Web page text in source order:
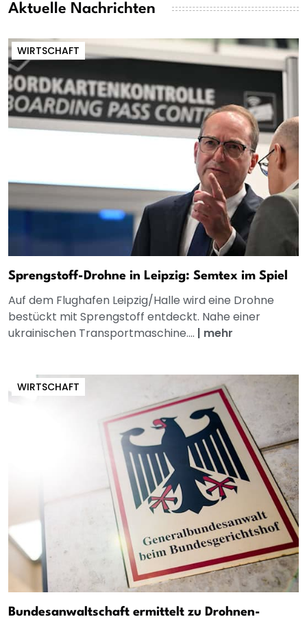
Aktuelle Nachrichten
WIRTSCHAFT
Sprengstoff-Drohne in Leipzig: Semtex im Spiel
Auf dem Flughafen Leipzig/Halle wird eine Drohne
bestückt mit Sprengstoff entdeckt. Nahe einer
ukrainischen Transportmaschine.... | mehr
WIRTSCHAFT
Bundesanwaltschaft ermittelt zu Drohnen-